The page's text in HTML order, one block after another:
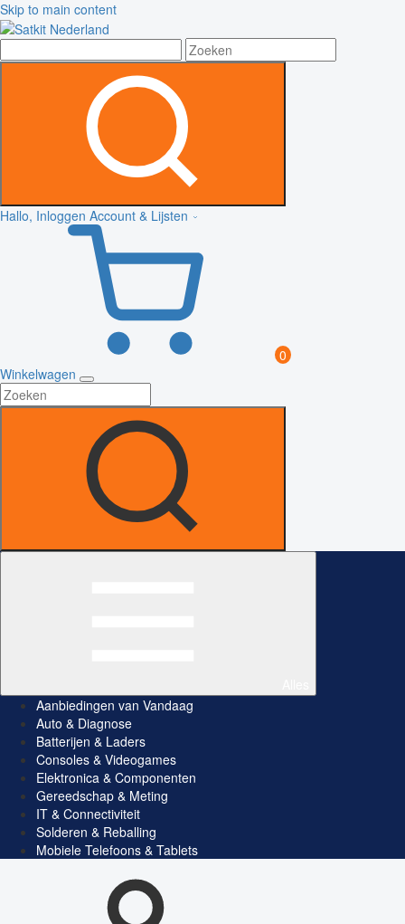
Skip to main content
Hallo, Inloggen Account & Lijsten
0
Winkelwagen
Aanbiedingen van Vandaag
Auto & Diagnose
Batterijen & Laders
Consoles & Videogames
Elektronica & Componenten
Gereedschap & Meting
IT & Connectiviteit
Solderen & Reballing
Mobiele Telefoons & Tablets